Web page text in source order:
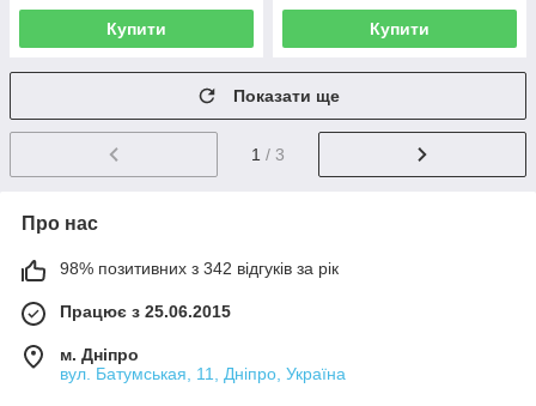
Купити Купити
Показати ще
1 / 3
Про нас
98% позитивних з 342 відгуків за рік
Працює з 25.06.2015
м. Дніпро
вул. Батумськая, 11, Дніпро, Україна